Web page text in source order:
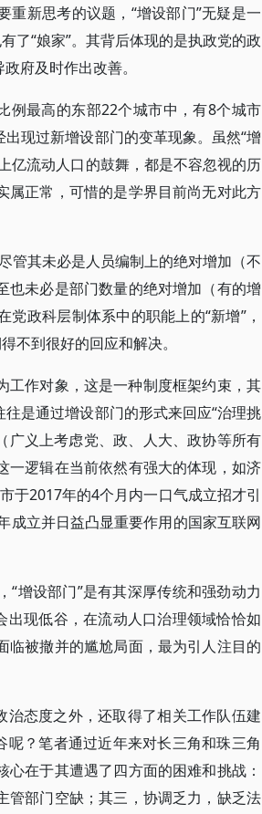
新思考的议题，“增设部门”无疑是一
了“娘家”。其背后体现的是执政党的政
府及时作出改善。
例最高的东部22个城市中，有8个城市
现过新增设部门的变革现象。虽然“增
亿流动人口的鼓舞，都是不容忽视的历
属正常，可惜的是学界目前尚无对此方
管其未必是人员编制上的绝对增加（不
也未必是部门数量的绝对增加（有的增
政科层制体系中的职能上的“新增”，
不到很好的回应和解决。
工作对象，这是一种制度框架约束，其
是通过增设部门的形式来回应“治理挑
广义上考虑党、政、人大、政协等所有
一逻辑在当前依然有强大的体现，如济
于2017年的4个月内一口气成立招才引
成立并日益凸显重要作用的国家互联网
增设部门”是有其深厚传统和强劲动力
出现低谷，在流动人口治理领域恰恰如
临被撤并的尴尬局面，最为引人注目的
治态度之外，还取得了相关工作队伍建
呢？笔者通过近年来对长三角和珠三角
在于其遭遇了四方面的困难和挑战：
管部门空缺；其三，协调乏力，缺乏法